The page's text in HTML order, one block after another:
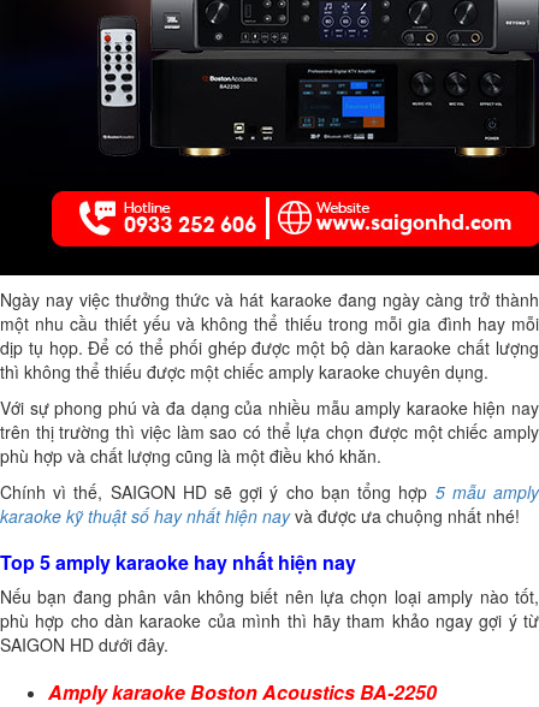
Ngày nay việc thưởng thức và hát karaoke đang ngày càng trở thành
một nhu cầu thiết yếu và không thể thiếu trong mỗi gia đình hay mỗi
dịp tụ họp. Để có thể phối ghép được một bộ dàn karaoke chất lượng
thì không thể thiếu được một chiếc amply karaoke chuyên dụng.
Với sự phong phú và đa dạng của nhiều mẫu amply karaoke hiện nay
trên thị trường thì việc làm sao có thể lựa chọn được một chiếc amply
phù hợp và chất lượng cũng là một điều khó khăn.
Chính vì thế, SAIGON HD sẽ gợi ý cho bạn tổng hợp 5 mẫu amply
karaoke kỹ thuật số hay nhất hiện nayvà được ưa chuộng nhất nhé!
Top 5 amply karaoke hay nhất hiện nay
Nếu bạn đang phân vân không biết nên lựa chọn loại amply nào tốt,
phù hợp cho dàn karaoke của mình thì hãy tham khảo ngay gợi ý từ
SAIGON HD dưới đây.
Amply karaoke Boston Acoustics BA-2250